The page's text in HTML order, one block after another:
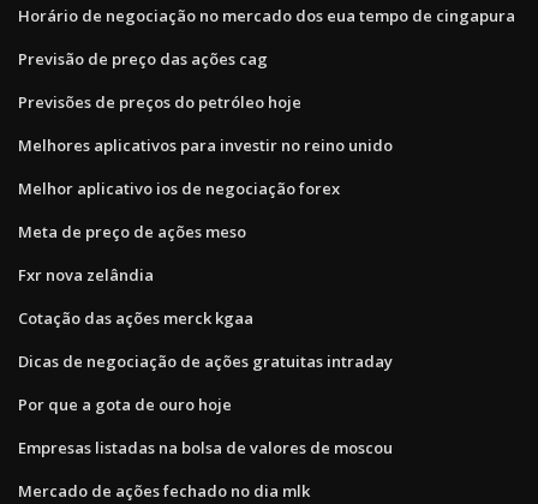
Horário de negociação no mercado dos eua tempo de cingapura
Previsão de preço das ações cag
Previsões de preços do petróleo hoje
Melhores aplicativos para investir no reino unido
Melhor aplicativo ios de negociação forex
Meta de preço de ações meso
Fxr nova zelândia
Cotação das ações merck kgaa
Dicas de negociação de ações gratuitas intraday
Por que a gota de ouro hoje
Empresas listadas na bolsa de valores de moscou
Mercado de ações fechado no dia mlk